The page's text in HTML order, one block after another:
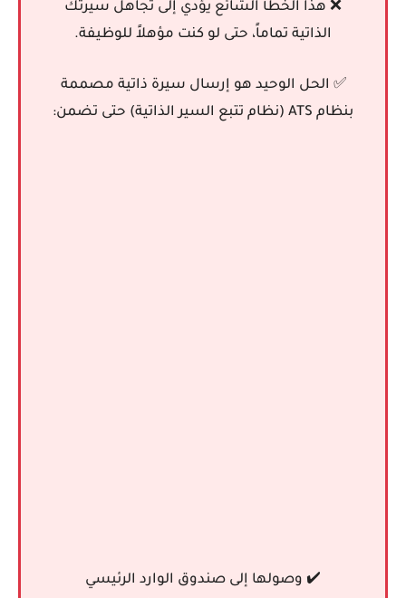
❌ هذا الخطأ الشائع يؤدي إلى تجاهل سيرتك
الذاتية تماماً، حتى لو كنت مؤهلاً للوظيفة.
✅ الحل الوحيد هو إرسال سيرة ذاتية مصممة
بنظام ATS (نظام تتبع السير الذاتية) حتى تضمن:
✔️ وصولها إلى صندوق الوارد الرئيسي